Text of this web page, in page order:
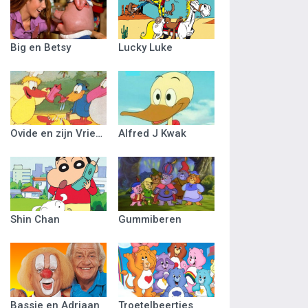
Big en Betsy Lucky Luke
Ovide en zijn Vriendjes Alfred J Kwak
Shin Chan Gummiberen
Bassie en Adriaan Troetelbeertjes